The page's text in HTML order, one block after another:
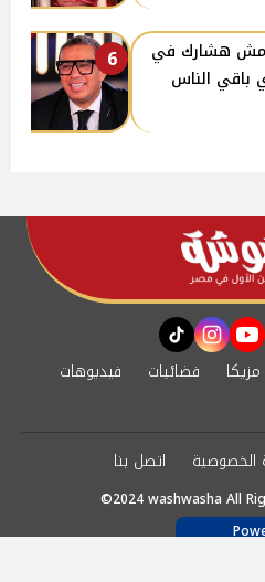
6
مش هشارك في
باقي الناس
youtube
instagram
tiktok
مزيكا فضائيات
فيديوهات
اتصل بنا
©2024 washwasha All